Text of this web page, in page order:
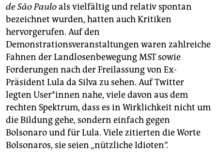
de São Pauloals vielfältig und relativ spontan
bezeichnet wurden, hatten auch Kritiken
hervorgerufen. Auf den
Demonstrationsveranstaltungen waren zahlreiche
Fahnen der Landlosenbewegung MST sowie
Forderungen nach der Freilassung von Ex-
Präsident Lula da Silva zu sehen. Auf Twitter
legten User*innen nahe, viele davon aus dem
rechten Spektrum, dass es in Wirklichkeit nicht um
die Bildung gehe, sondern einfach gegen
Bolsonaro und für Lula. Viele zitierten die Worte
Bolsonaros, sie seien „nützliche Idioten“.